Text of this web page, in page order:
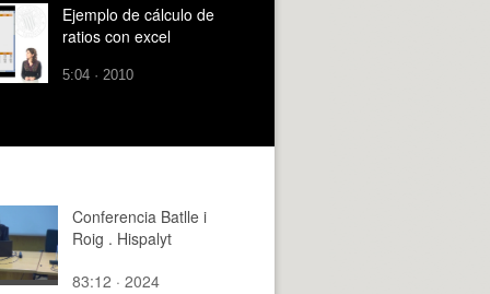
Ejemplo de cálculo de
ratios con excel
5:04 · 2010
Conferencia Batlle i
Roig . Hispalyt
83:12 · 2024